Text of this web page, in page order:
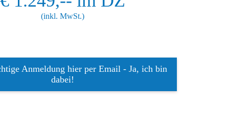
(inkl. MwSt.)
Anmeldung hier per Email - Ja, ich bin
dabei!